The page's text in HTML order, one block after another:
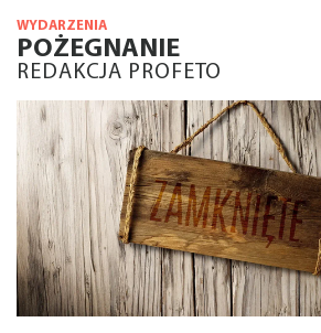
WYDARZENIA
POŻEGNANIE
REDAKCJA PROFETO